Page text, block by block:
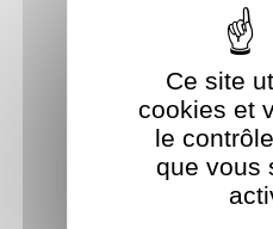
Ce site
cookies et
le
que vous